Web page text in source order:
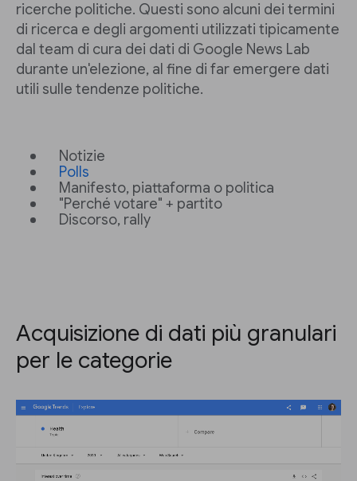
ricerche politiche. Questi sono alcuni dei termini
di ricerca e degli argomenti utilizzati tipicamente
dal team di cura dei dati di Google News Lab
durante un'elezione, al fine di far emergere dati
utili sulle tendenze politiche.
Notizie
Polls
Manifesto, piattaforma o politica
"Perché votare" + partito
Discorso, rally
Acquisizione di dati più granulari
per le categorie